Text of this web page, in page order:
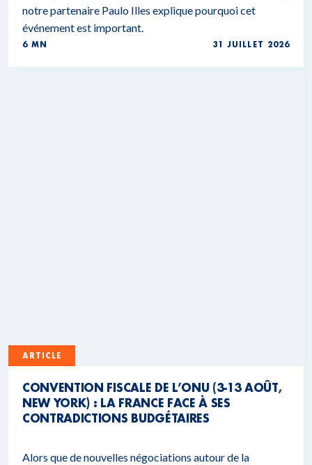
notre partenaire Paulo Illes explique pourquoi cet
événement est important.
6 MN 31 JUILLET 2026
ARTICLE
CONVENTION FISCALE DE L’ONU (3-13 AOÛT,
NEW YORK) : LA FRANCE FACE À SES
CONTRADICTIONS BUDGÉTAIRES
Alors que de nouvelles négociations autour de la